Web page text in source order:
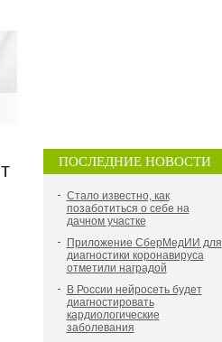
ПОСЛЕДНИЕ НОВОСТИ
Стало известно, как
позаботиться о себе на
дачном участке
Приложение СберМедИИ для
диагностики коронавируса
отметили наградой
В России нейросеть будет
диагностировать
кардиологические
заболевания